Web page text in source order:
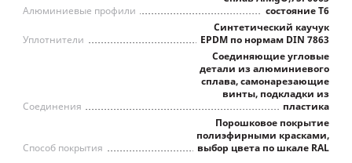
состояние Т6
Алюминиевые профили
Синтетический каучук
EPDM по нормам DIN 7863
Уплотнители
Соединяющие угловые
детали из алюминиевого
сплава, самонарезающие
винты, подкладки из
пластика
Соединения
Порошковое покрытие
полиэфирными красками,
выбор цвета по шкале RAL
Способ покрытия